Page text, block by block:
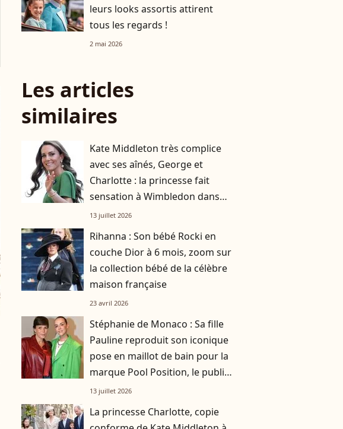
leurs looks assortis attirent
tous les regards !
2 mai 2026
Les articles
similaires
Kate Middleton très complice
avec ses aînés, George et
Charlotte : la princesse fait
sensation à Wimbledon dans
une robe vert olive
13 juillet 2026
Rihanna : Son bébé Rocki en
couche Dior à 6 mois, zoom sur
la collection bébé de la célèbre
maison française
23 avril 2026
Stéphanie de Monaco : Sa fille
Pauline reproduit son iconique
pose en maillot de bain pour la
marque Pool Position, le public
conquis
13 juillet 2026
La princesse Charlotte, copie